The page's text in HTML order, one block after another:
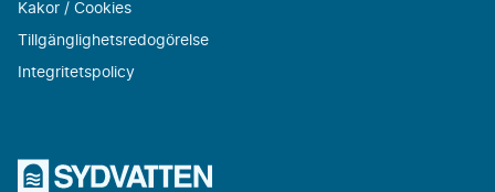
Kakor / Cookies
Tillgänglighetsredogörelse
Integritetspolicy